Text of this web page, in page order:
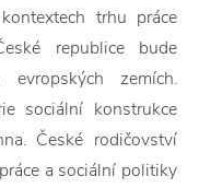
trhu práce
republice bude
zemích.
sociální konstrukce
České rodičovství
a sociální politiky